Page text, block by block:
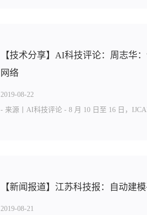
【技术分享】AI科技评论：周志华
网络
2019-08-22
- 来源丨AI科技评论 - 8 月 10 日至 16 日，
【新闻报道】江苏科技报：自动建
2019-08-21